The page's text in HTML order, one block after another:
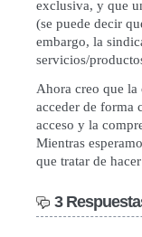
exclusiva, y que
(se puede decir
embargo, la
servicios/
Ahora creo que
acceder de forma
acceso y la
Mientras
que tratar de
3